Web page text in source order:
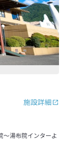
施設詳細
湯布院インターよ